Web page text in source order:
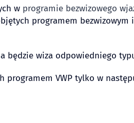
w programie bezwizowego
programem bezwizowym
będzie wiza odpowiedniego
programem VWP tylko w